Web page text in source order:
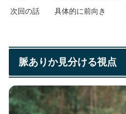
次回の話
具体的に前向き
脈ありか見分ける視点